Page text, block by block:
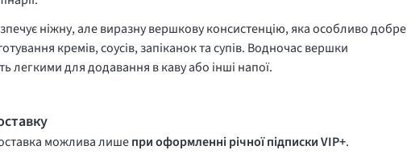
ніжну, але виразну вершкову консистенцію, яка особливо добре
кремів, соусів, запіканок та супів. Водночас вершки
легкими для додавання в каву або інші напої.
можлива лишепри оформленні річної підписки VIP+.